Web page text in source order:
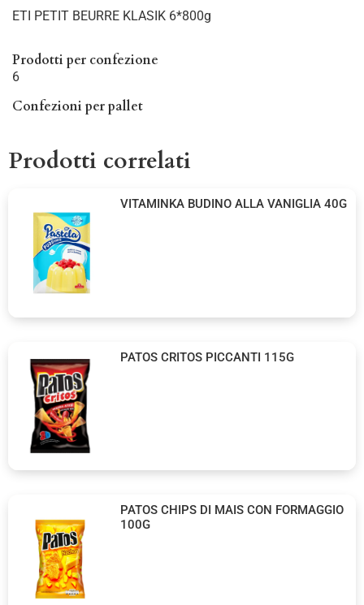
ETI PETIT BEURRE KLASIK 6*800g
Prodotti per confezione
6
Confezioni per pallet
Prodotti correlati
VITAMINKA BUDINO ALLA VANIGLIA 40G
PATOS CRITOS PICCANTI 115G
PATOS CHIPS DI MAIS CON FORMAGGIO
100G